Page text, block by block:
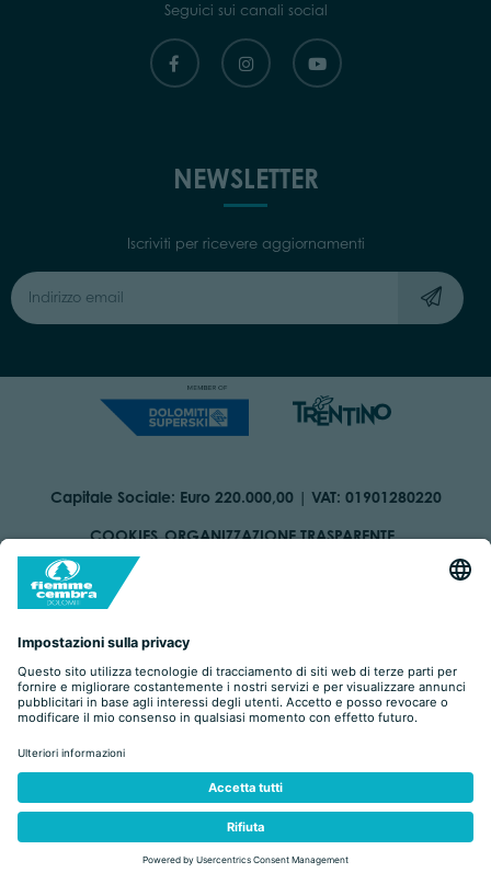
Seguici sui canali social
NEWSLETTER
Iscriviti per ricevere aggiornamenti
Capitale Sociale: Euro 220.000,00 | VAT: 01901280220
COOKIES ORGANIZZAZIONE TRASPARENTE
DICHIARAZIONE DI ACCESSIBILITÀ
IMPRINT